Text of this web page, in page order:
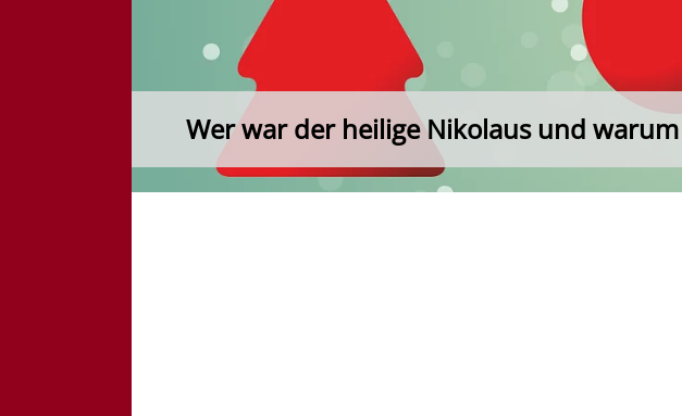
Wer war der heilige Nikolaus und